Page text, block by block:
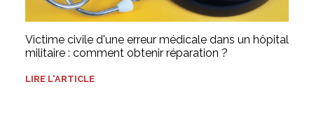
Victime civile d'une erreur médicale dans un hôpital
militaire : comment obtenir réparation ?
LIRE L'ARTICLE